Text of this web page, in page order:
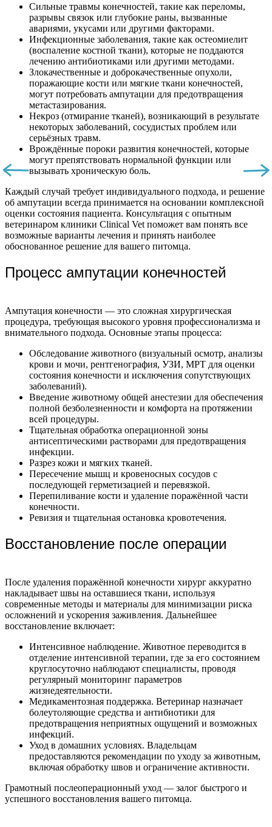
Сильные травмы конечностей, такие как переломы,
разрывы связок или глубокие раны, вызванные
авариями, укусами или другими факторами.
Инфекционные заболевания, такие как остеомиелит
(воспаление костной ткани), которые не поддаются
лечению антибиотиками или другими методами.
Злокачественные и доброкачественные опухоли,
поражающие кости или мягкие ткани конечностей,
могут потребовать ампутации для предотвращения
метастазирования.
Некроз (отмирание тканей), возникающий в результате
некоторых заболеваний, сосудистых проблем или
серьёзных травм.
Врождённые пороки развития конечностей, которые
могут препятствовать нормальной функции или
вызывать хроническую боль.
Каждый случай требует индивидуального подхода, и решение
об ампутации всегда принимается на основании комплексной
оценки состояния пациента. Консультация с опытным
ветеринаром клиники Clinical Vet поможет вам понять все
возможные варианты лечения и принять наиболее
обоснованное решение для вашего питомца.
Процесс ампутации конечностей
Ампутация конечности — это сложная хирургическая
процедура, требующая высокого уровня профессионализма и
внимательного подхода. Основные этапы процесса:
Обследование животного (визуальный осмотр, анализы
крови и мочи, рентгенография, УЗИ, МРТ для оценки
состояния конечности и исключения сопутствующих
заболеваний).
Введение животному общей анестезии для обеспечения
полной безболезненности и комфорта на протяжении
всей процедуры.
Тщательная обработка операционной зоны
антисептическими растворами для предотвращения
инфекции.
Разрез кожи и мягких тканей.
Пересечение мышц и кровеносных сосудов с
последующей герметизацией и перевязкой.
Перепиливание кости и удаление поражённой части
конечности.
Ревизия и тщательная остановка кровотечения.
Восстановление после операции
После удаления поражённой конечности хирург аккуратно
накладывает швы на оставшиеся ткани, используя
современные методы и материалы для минимизации риска
осложнений и ускорения заживления. Дальнейшее
восстановление включает:
Интенсивное наблюдение. Животное переводится в
отделение интенсивной терапии, где за его состоянием
круглосуточно наблюдают специалисты, проводя
регулярный мониторинг параметров
жизнедеятельности.
Медикаментозная поддержка. Ветеринар назначает
болеутоляющие средства и антибиотики для
предотвращения неприятных ощущений и возможных
инфекций.
Уход в домашних условиях. Владельцам
предоставляются рекомендации по уходу за животным,
включая обработку швов и ограничение активности.
Грамотный послеоперационный уход — залог быстрого и
успешного восстановления вашего питомца.